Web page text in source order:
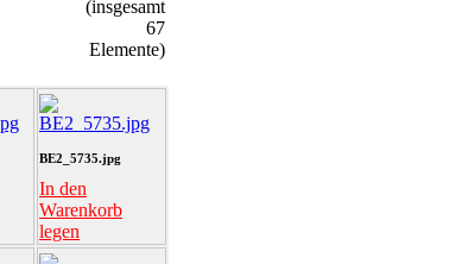
(insgesamt
67
Elemente)
BE2_5735.jpg
In den
Warenkorb
legen